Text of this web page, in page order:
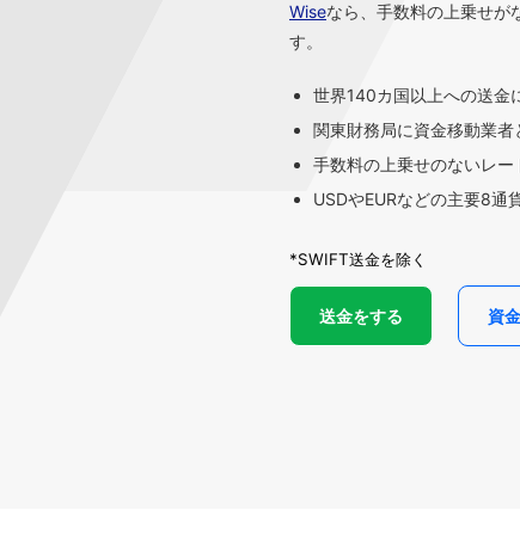
Wiseなら、手数料の上乗せが
す。
世界140カ国以上への送金
関東財務局に資金移動業者
手数料の上乗せのないレー
USDやEURなどの主要8通
*SWIFT送金を除く
送金をする 資